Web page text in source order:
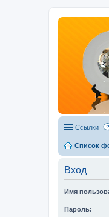
Ссылки
Список
Вход
Имя
Пароль: